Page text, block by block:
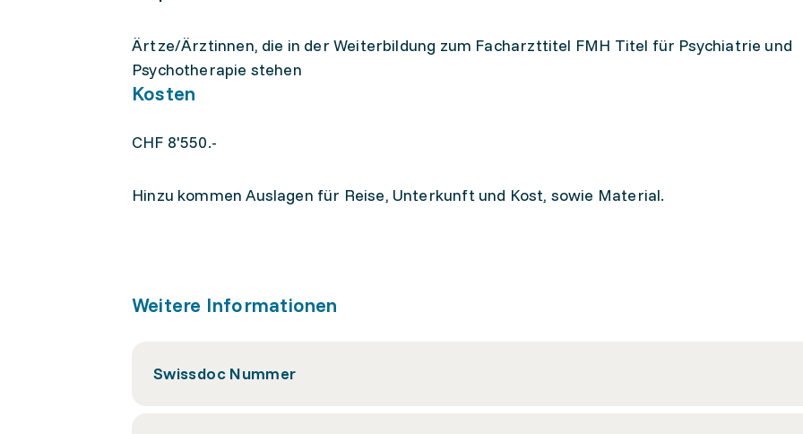
Ärtze/Ärztinnen, die in der Weiterbildung zum Facharzttitel FMH Titel für Psychiatrie und
Psychotherapie stehen
Kosten
CHF 8'550.-
Hinzu kommen Auslagen für Reise, Unterkunft und Kost, sowie Material.
Weitere Informationen
Swissdoc Nummer